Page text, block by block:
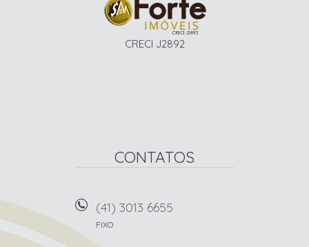
CRECI J2892
CONTATOS
(41) 3013 6655
FIXO